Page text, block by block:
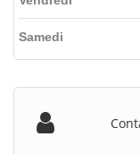
Samedi